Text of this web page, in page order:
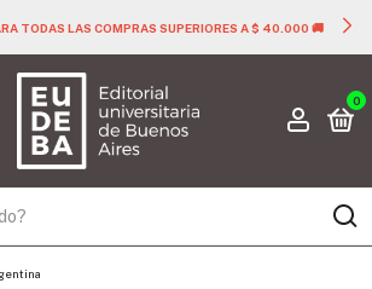
TODAS LAS COMPRAS SUPERIORES A $ 40.000 🚚
0